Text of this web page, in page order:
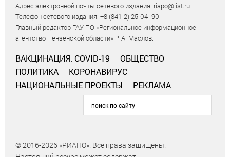
Адрес электронной почты сетевого издания: riapo@list.ru
Телефон сетевого издания: +8 (841-2) 25-04- 90.
Главный редактор ГАУ ПО «Региональное информационное
агентство Пензенской области» Р. А. Маслов.
ВАКЦИНАЦИЯ. COVID-19
ОБЩЕСТВО
ПОЛИТИКА
КОРОНАВИРУС
НАЦИОНАЛЬНЫЕ ПРОЕКТЫ
РЕКЛАМА
© 2016-2026 «РИАПО». Все права защищены.